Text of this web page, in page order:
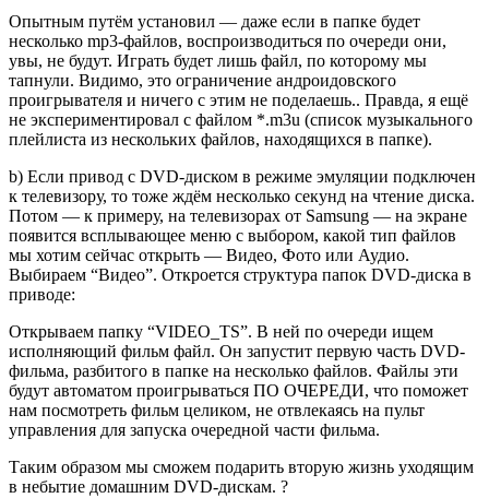
Опытным путём установил — даже если в папке будет
несколько mp3-файлов, воспроизводиться по очереди они,
увы, не будут. Играть будет лишь файл, по которому мы
тапнули. Видимо, это ограничение андроидовского
проигрывателя и ничего с этим не поделаешь.. Правда, я ещё
не экспериментировал с файлом *.m3u (список музыкального
плейлиста из нескольких файлов, находящихся в папке).
b) Если привод с DVD-диском в режиме эмуляции подключен
к телевизору, то тоже ждём несколько секунд на чтение диска.
Потом — к примеру, на телевизорах от Samsung — на экране
появится всплывающее меню с выбором, какой тип файлов
мы хотим сейчас открыть — Видео, Фото или Аудио.
Выбираем “Видео”. Откроется структура папок DVD-диска в
приводе:
Открываем папку “VIDEO_TS”. В ней по очереди ищем
исполняющий фильм файл. Он запустит первую часть DVD-
фильма, разбитого в папке на несколько файлов. Файлы эти
будут автоматом проигрываться ПО ОЧЕРЕДИ, что поможет
нам посмотреть фильм целиком, не отвлекаясь на пульт
управления для запуска очередной части фильма.
Таким образом мы сможем подарить вторую жизнь уходящим
в небытие домашним DVD-дискам. ?